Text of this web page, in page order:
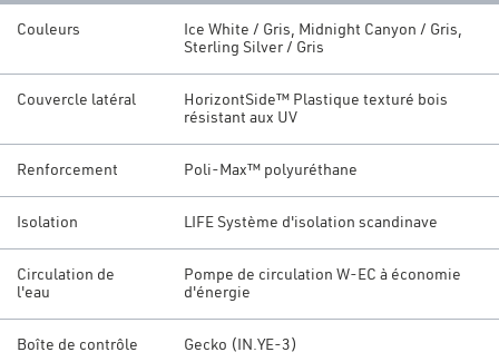
Couleurs
Ice White / Gris, Midnight Canyon / Gris,
Sterling Silver / Gris
Couvercle latéral
HorizontSide™ Plastique texturé bois
résistant aux UV
Renforcement Poli-Max™ polyuréthane
Isolation LIFE Système d'isolation scandinave
Circulation de
l'eau
Pompe de circulation W-EC à économie
d'énergie
Boîte de contrôle Gecko (IN.YE-3)